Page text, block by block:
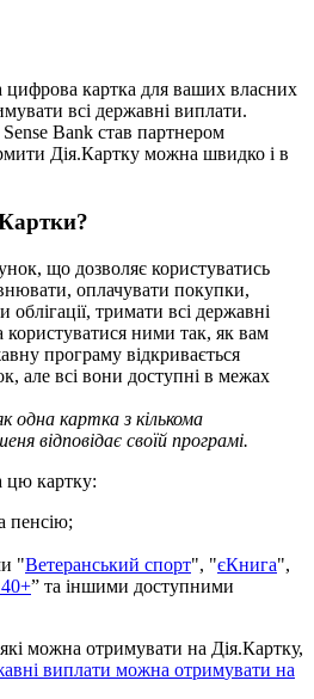
цифрова картка для ваших власних
мувати всі державні виплати.
Sense Bank став партнером
мити Дія.Картку можна швидко і в
артки?
нок, що дозволяє користуватись
нювати, оплачувати покупки,
и облігації, тримати всі державні
користуватися ними так, як вам
авну програму відкривається
к, але всі вони доступні в межах
к одна картка з кількома
еня відповідає своїй програмі.
цю картку:
пенсію;
и "Ветеранський спорт", "єКнига",
40+” та іншими доступними
які можна отримувати на Дія.Картку,
авні виплати можна отримувати на